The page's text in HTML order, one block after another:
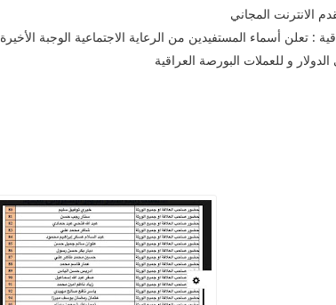
الانترنت المجاني
: تعلن أسماء المستفيدين من الرعاية الاجتماعية الوجبة الأخيرة
و للعملات البورصة العراقیة